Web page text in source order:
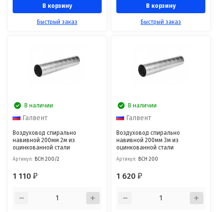
В корзину
Быстрый заказ
В корзину
Быстрый заказ
В наличии
Галвент
Воздуховод спирально
навивной 200мм 2м из
оцинкованной стали
Артикул: ВСН 200/2
1 110₽
В наличии
Галвент
Воздуховод спирально
навивной 200мм 3м из
оцинкованной стали
Артикул: ВСН 200
1 620₽